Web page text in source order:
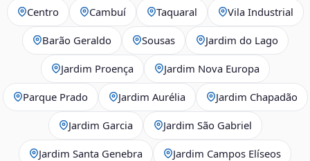
Centro Cambuí Taquaral Vila Industrial
Barão Geraldo Sousas Jardim do Lago
Jardim Proença Jardim Nova Europa
Parque Prado Jardim Aurélia Jardim Chapadão
Jardim Garcia Jardim São Gabriel
Jardim Santa Genebra Jardim Campos Elíseos